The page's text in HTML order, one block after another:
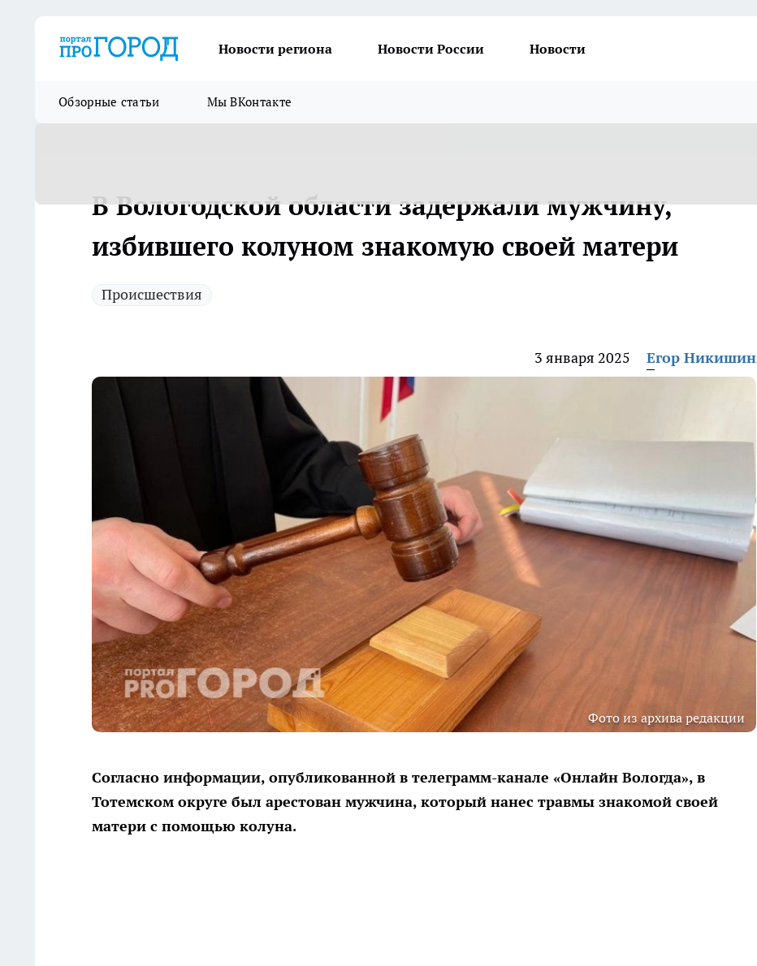
Новости региона Новости России Новости
Обзорные статьи Мы ВКонтакте
В Вологодской области задержали мужчину,
избившего колуном знакомую своей матери
Происшествия
3 января 2025 Егор Никишин
Фото из архива редакции
Согласно информации, опубликованной в телеграмм-канале «Онлайн Вологда», в
Тотемском округе был арестован мужчина, который нанес травмы знакомой своей
матери с помощью колуна.